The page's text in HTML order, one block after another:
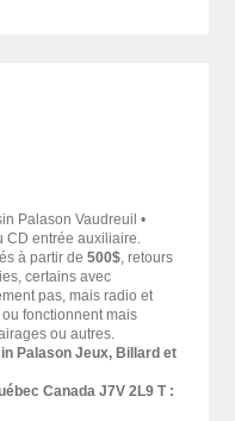
Palason Vaudreuil •
CD entrée auxiliaire.
à partir de 500$, retours
certains avec
pas, mais radio et
fonctionnent mais
ou autres.
Palason Jeux, Billard et
Canada J7V 2L9 T :